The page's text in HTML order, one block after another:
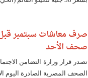
صرف معاشات سبتمبر قبل
صحف الأحد
تصدر قرار وزارة التضامن
الصحف المصرية الصادرة اليوم